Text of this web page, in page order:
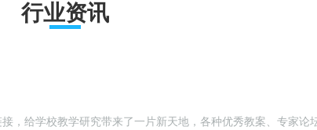
行业资讯
，给学校教学研究带来了一片新天地，各种优秀教案、专家论